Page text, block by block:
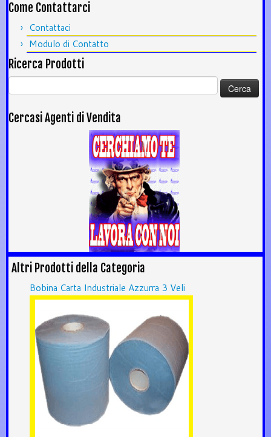
Come Contattarci
Contattaci
Modulo di Contatto
Ricerca Prodotti
Ricerca
per:
Cercasi Agenti di Vendita
Altri Prodotti della Categoria
Bobina Carta Industriale Azzurra 3 Veli